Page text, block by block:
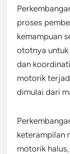
proses
kemampuan
ototnya untuk
dan
motorik
dimulai dari
keterampilan
motorik